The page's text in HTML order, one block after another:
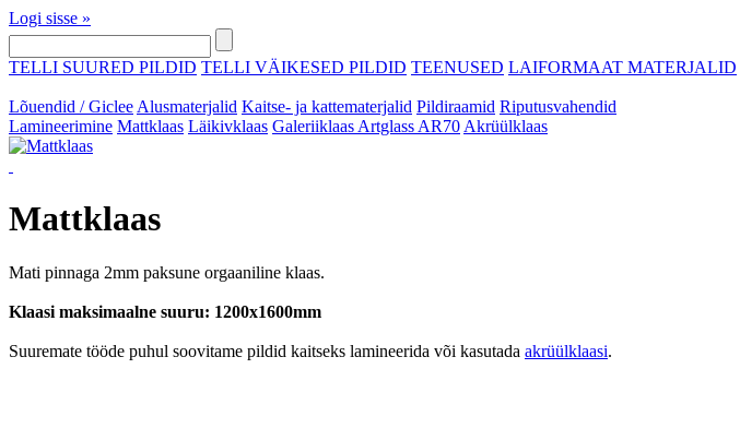
Logi sisse »
TELLI SUURED PILDID TELLI VÄIKESED PILDID TEENUSED LAIFORMAAT MATERJALID
Lõuendid / Giclee Alusmaterjalid Kaitse- ja kattematerjalid Pildiraamid Riputusvahendid
Lamineerimine Mattklaas Läikivklaas Galeriiklaas Artglass AR70 Akrüülklaas
Mattklaas
Mati pinnaga 2mm paksune orgaaniline klaas.
Klaasi maksimaalne suuru: 1200x1600mm
Suuremate tööde puhul soovitame pildid kaitseks lamineerida või kasutada akrüülklaasi.